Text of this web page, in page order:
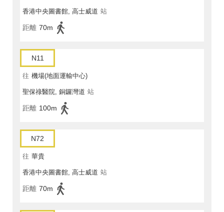
香港中央圖書館, 高士威道 站
距離 70m
N11
往 機場(地面運輸中心)
聖保祿醫院, 銅鑼灣道 站
距離 100m
N72
往 華貴
香港中央圖書館, 高士威道 站
距離 70m